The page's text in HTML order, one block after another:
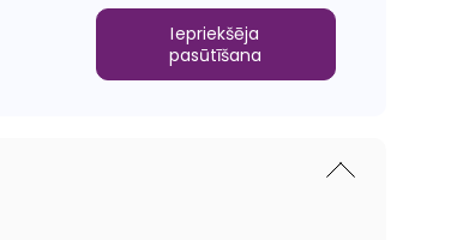
Iepriekšēja
pasūtīšana